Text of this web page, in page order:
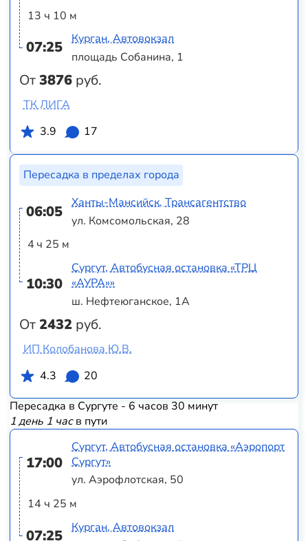
13 ч 10 м
07:25
От3876 руб.
Курган, Автовокзал
площадь Собанина, 1
ТК ЛИГА
3.9
17
Пересадка в пределах города
06:05
4 ч 25 м
10:30
От2432 руб.
Ханты-Мансийск, Трансагентство
ул. Комсомольская, 28
Сургут, Автобусная остановка «ТРЦ
«АУРА»»
ш. Нефтеюганское, 1А
ИП Колобанова Ю.В.
4.3
20
Пересадка в Сургуте - 6 часов 30 минут
1 день 1 часв пути
17:00
14 ч 25 м
07:25
Сургут, Автобусная остановка «Аэропорт
Сургут»
ул. Аэрофлотская, 50
Курган, Автовокзал